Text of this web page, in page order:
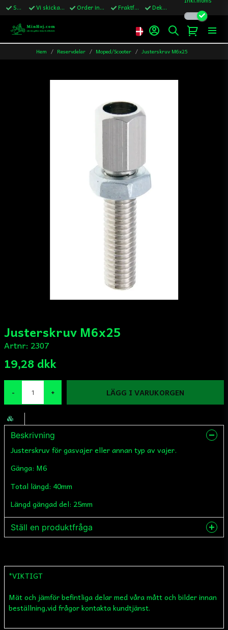
Snabba leveranser Vi skickar till Sverige,Danmark & Finland Order innan kl.13 skickas samma vardag Fraktfritt över 1200kr till Sverige Dekaler ingår i alla ordrar
Hem Reservdelar Moped/Scooter Justerskruv M6x25
Justerskruv M6x25
Artnr: 2307
19,28 dkk
- + LÄGG I VARUKORGEN
Beskrivning
Justerskruv för gasvajer eller annan typ av vajer.
Gänga: M6
Total längd: 40mm
Längd gängad del: 25mm
Ställ en produktfråga
name
Namn
*VIKTIGT
Mät och jämför befintliga delar med våra mått och bilder innan
beställning,vid frågor kontakta kundtjänst.